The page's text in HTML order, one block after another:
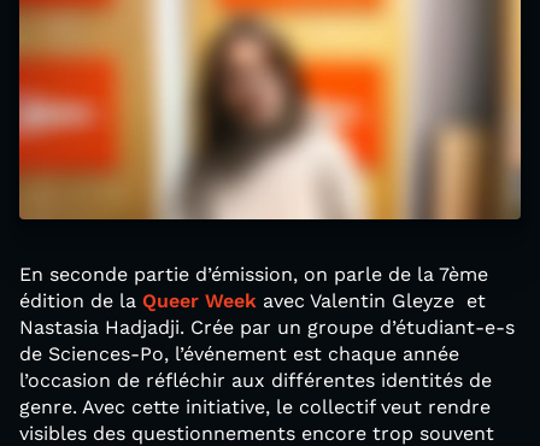
En seconde partie d’émission, on parle de la 7ème
édition de la Queer Week avec Valentin Gleyze et
Nastasia Hadjadji. Crée par un groupe d’étudiant-e-s
de Sciences-Po, l’événement est chaque année
l’occasion de réfléchir aux différentes identités de
genre. Avec cette initiative, le collectif veut rendre
visibles des questionnements encore trop souvent